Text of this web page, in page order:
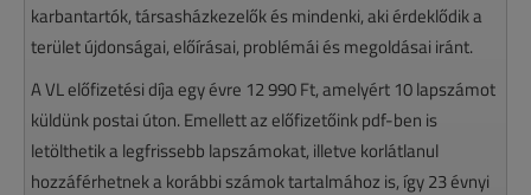
karbantartók, társasházkezelők és mindenki, aki érdeklődik a
terület újdonságai, előírásai, problémái és megoldásai iránt.
A VL előfizetési díja egy évre 12 990 Ft, amelyért 10 lapszámot
küldünk postai úton. Emellett az előfizetőink pdf-ben is
letölthetik a legfrissebb lapszámokat, illetve korlátlanul
hozzáférhetnek a korábbi számok tartalmához is, így 23 évnyi